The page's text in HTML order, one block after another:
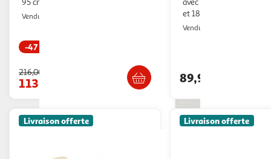
Vendu par
-47 %
216,00€
113,90€
et 180 cm bois et blanc
Vendu par
89,99€
Livraison offerte Livraison offerte